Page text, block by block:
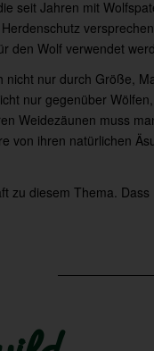
seit Jahren mit
den Wolf verwendet
nur durch Größe,
nur gegenüber
Weidezäunen muss
von ihren natürlichen
zu diesem Thema.